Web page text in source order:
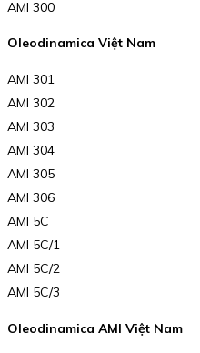
AMI 300
Oleodinamica Việt Nam
AMI 301
AMI 302
AMI 303
AMI 304
AMI 305
AMI 306
AMI 5C
AMI 5C/1
AMI 5C/2
AMI 5C/3
Oleodinamica AMI Việt Nam